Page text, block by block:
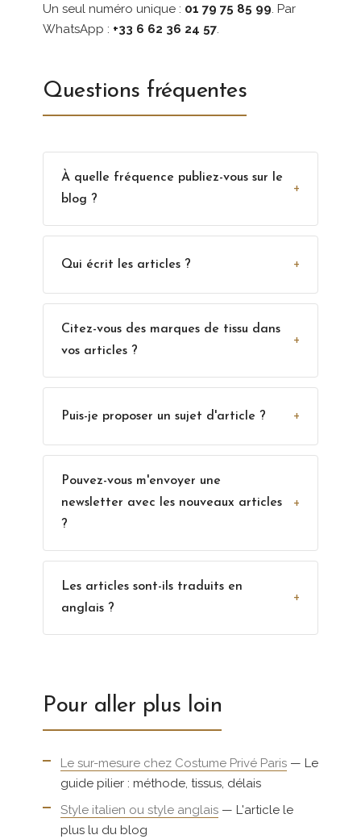
Un seul numéro unique : 01 79 75 85 99. Par
WhatsApp : +33 6 62 36 24 57.
Questions fréquentes
À quelle fréquence publiez-vous sur le
blog ?
+
Qui écrit les articles ? +
Citez-vous des marques de tissu dans
vos articles ?
+
Puis-je proposer un sujet d'article ? +
Pouvez-vous m'envoyer une
newsletter avec les nouveaux articles
?
+
Les articles sont-ils traduits en
anglais ?
+
Pour aller plus loin
Le sur-mesure chez Costume Privé Paris — Le
guide pilier : méthode, tissus, délais
Style italien ou style anglais — L'article le
plus lu du blog